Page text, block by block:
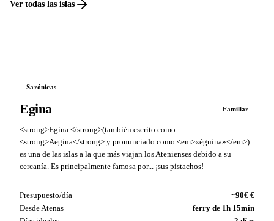
Ver todas las islas
Sarónicas
Egina Familiar
<strong>Egina </strong>(también escrito como
<strong>Aegina</strong> y pronunciado como <em>«éguina»</em>)
es una de las islas a la que más viajan los Atenienses debido a su
cercanía. Es principalmente famosa por... ¡sus pistachos!
Presupuesto/día
~90€ €
Desde Atenas
ferry de 1h 15min